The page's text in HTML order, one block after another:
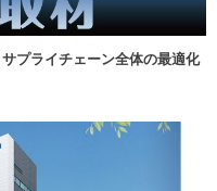
プライチェーン全体の最適化